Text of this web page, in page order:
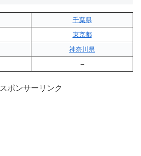
千葉県
東京都
神奈川県
–
スポンサーリンク